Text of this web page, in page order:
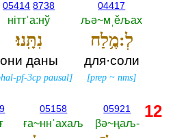
04417
љә~мˌěљах
לְ:מֶ֥לַח
для·соли
[prep ~nms]
05414 8738
нiттˈа:нў
נִתָּֽנוּ׃
они даны
pf-3cp pausal]
05921
βә~ңаљ-‎
05158
ға~ннˈахаљ
12